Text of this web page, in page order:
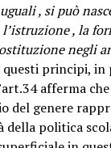
, si può
, la
negli
principi, in
afferma
del genere
della politica